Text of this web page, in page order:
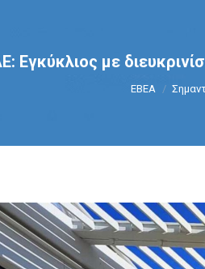
Εγκύκλιος με
You are here:
ΕΒΕΑ